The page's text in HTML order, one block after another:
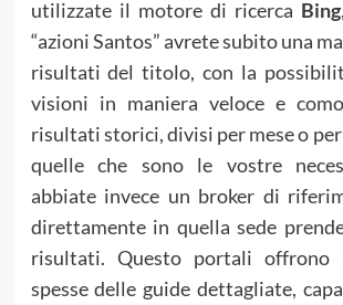
utilizzate il motore di ricerca Bing
“azioni Santos” avrete subito una
risultati del titolo, con la
visioni in maniera veloce e
risultati storici, divisi per mese o per
quelle che sono le vostre
abbiate invece un broker di
direttamente in quella sede
risultati. Questo portali offrono
spesse delle guide dettagliate,